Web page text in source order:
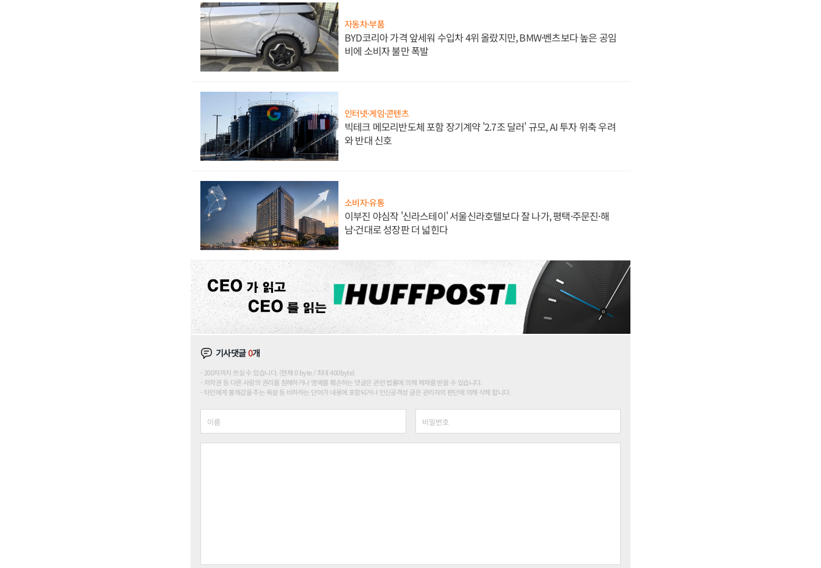
자동차·부품
BYD코리아 가격 앞세워 수입차 4위 올랐지만, BMW·벤츠보다 높은 공임
비에 소비자 불만 폭발
인터넷·게임·콘텐츠
빅테크 메모리반도체 포함 장기계약 '2.7조 달러' 규모, AI 투자 위축 우려
와 반대 신호
소비자·유통
이부진 야심작 '신라스테이' 서울신라호텔보다 잘 나가, 평택·주문진·해
남·건대로 성장판 더 넓힌다
기사댓글0개
200자까지 쓰실 수 있습니다. (현재 0 byte / 최대 400byte)
저작권 등 다른 사람의 권리를 침해하거나 명예를 훼손하는 댓글은 관련 법률에 의해 제재를 받을 수 있습니다.
타인에게 불쾌감을 주는 욕설 등 비하하는 단어가 내용에 포함되거나 인신공격성 글은 관리자의 판단에 의해 삭제 합니다.